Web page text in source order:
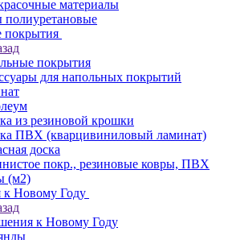
материалы
покрытия
покрытия
для напольных покрытий
из резиновой крошки
ПВХ (кварцивиниловый ламинат)
доска
покр., резиновые ковры, ПВХ
(м2)
к Новому Году
к Новому Году